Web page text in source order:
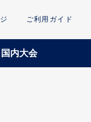
ご利用ガイド
国内大会